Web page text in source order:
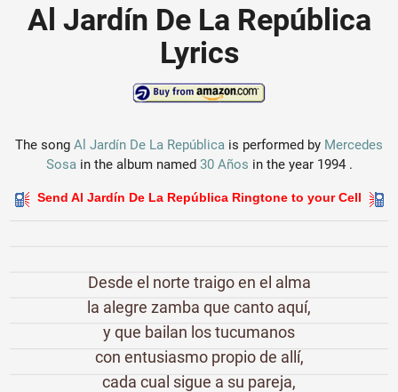
Al Jardín De La República
Lyrics
The song Al Jardín De La República is performed by Mercedes
Sosain the album named 30 Años in the year 1994 .
Send Al Jardín De La República Ringtone to your Cell
Desde el norte traigo en el alma
la alegre zamba que canto aquí,
y que bailan los tucumanos
con entusiasmo propio de allí,
cada cual sigue a su pareja,